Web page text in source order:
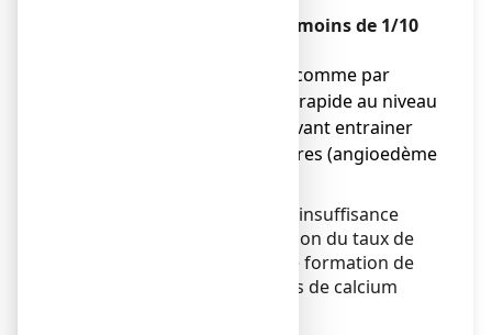
Très rare (survenant chez moins de 1/10
● réactions allergiques, comme par
exemple un gonflement rapide au niveau
du visage et du cou pouvant entrainer
des difficultés respiratoires (angioedème
Chez les patients atteints d’insuffisance
rénale, risque d’augmentation du taux de
phosphate dans le sang, de formation de
calculs rénaux ou de dépôts de calcium